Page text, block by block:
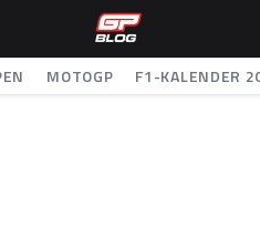
MOTOGP F1-KALENDER